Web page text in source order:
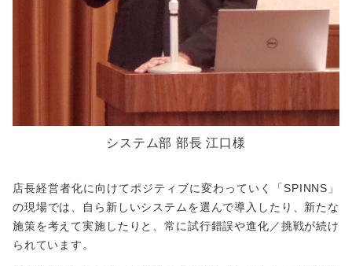
システム部 部長 江口様
店長経営者化に向けてポジティブに変わっていく「SPINNS」
の現場では、自ら新しいシステムを選んで導入したり、新たな
施策を考えて実施したりと、常に試行錯誤や進化／挑戦が続け
られています。